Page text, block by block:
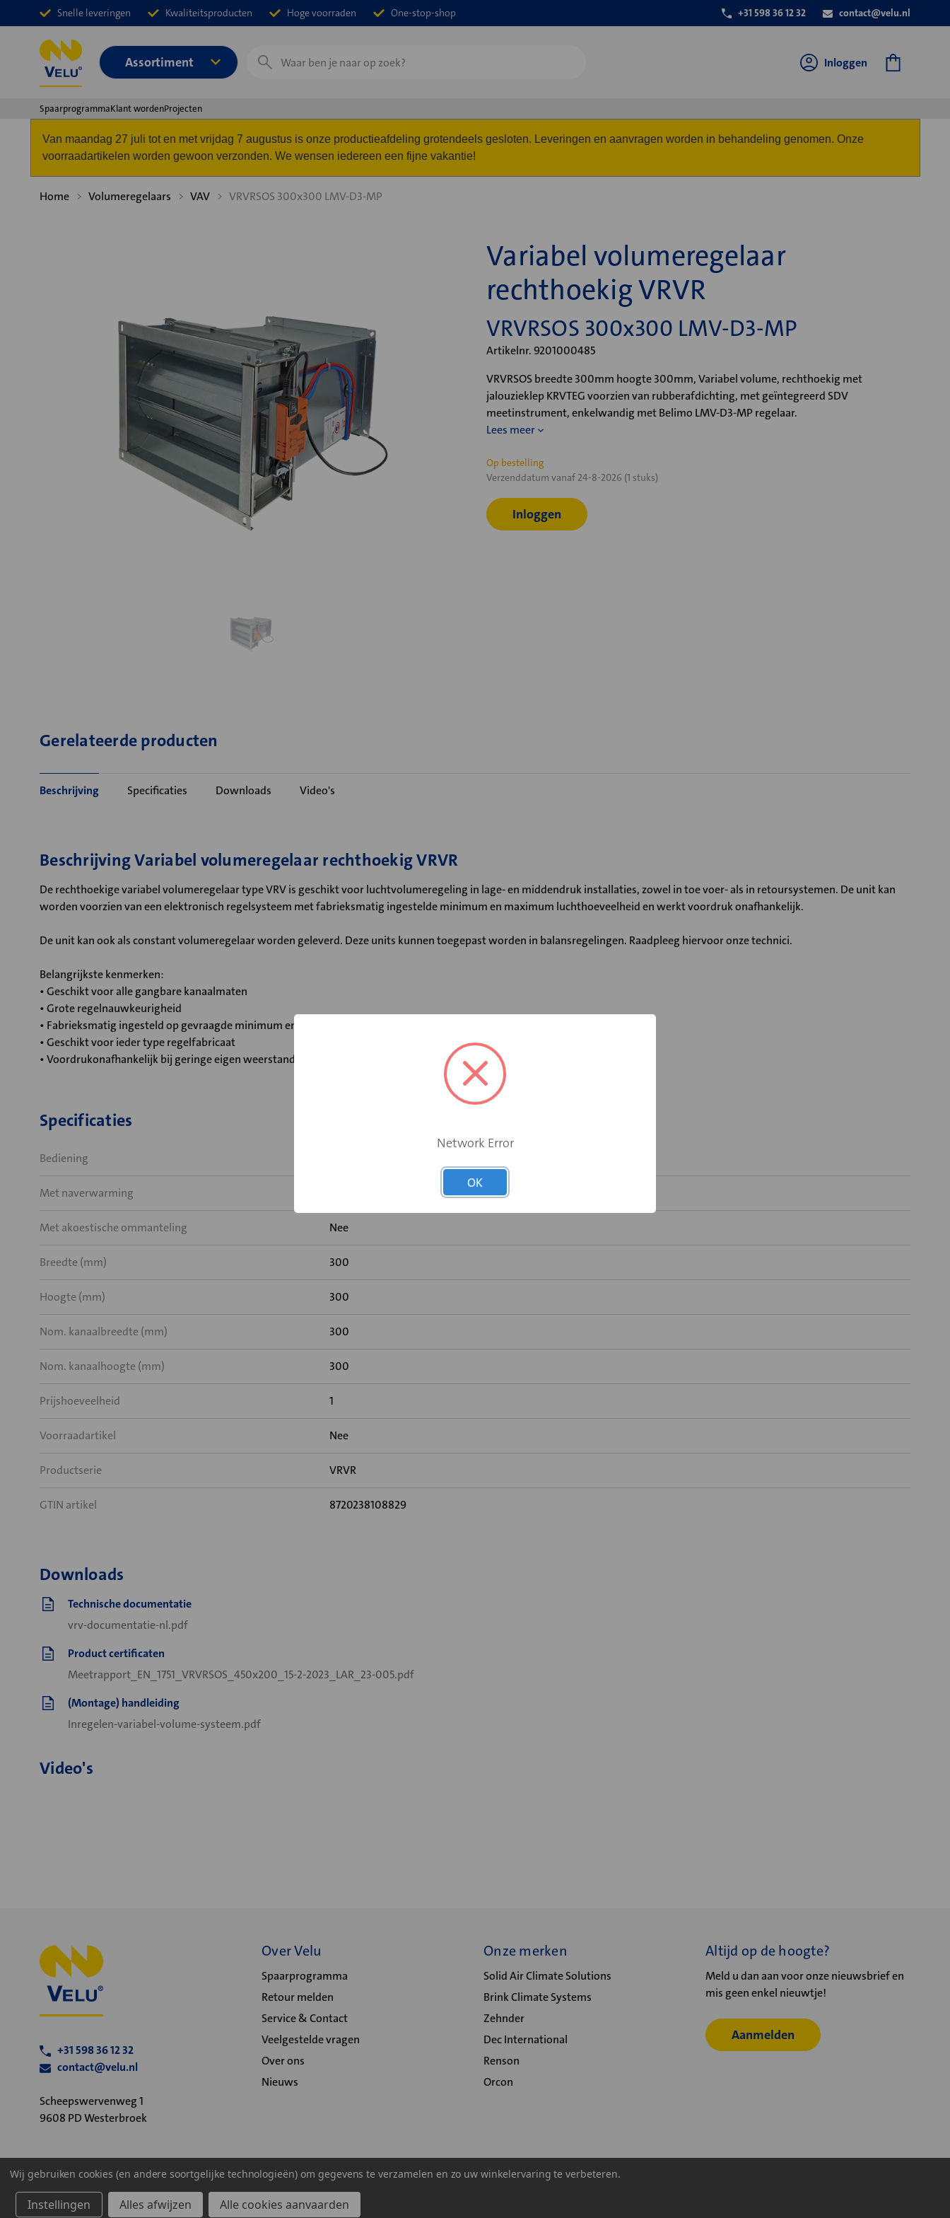
Snelle leveringen Kwaliteitsproducten Hoge voorraden One-stop-shop +31 598 36 12 32 contact@velu.nl
Assortiment
Zoeken
Inloggen
SpaarprogrammaKlant wordenProjecten
Van maandag 27 juli tot en met vrijdag 7 augustus is onze productieafdeling grotendeels gesloten. Leveringen en aanvragen worden in behandeling genomen. Onze
voorraadartikelen worden gewoon verzonden. We wensen iedereen een fijne vakantie!
Home Volumeregelaars VAV VRVRSOS 300x300 LMV-D3-MP
Variabel volumeregelaar
rechthoekig VRVR
VRVRSOS 300x300 LMV-D3-MP
Artikelnr. 9201000485
VRVRSOS breedte 300mm hoogte 300mm, Variabel volume, rechthoekig met
jalouzieklep KRVTEG voorzien van rubberafdichting, met geïntegreerd SDV
meetinstrument, enkelwandig met Belimo LMV-D3-MP regelaar.
Lees meer
Huidige
voorraad:
Op bestelling
Verzenddatum vanaf 24-8-2026 (1 stuks)
Inloggen
Gerelateerde producten
Beschrijving Specificaties Downloads Video's
Beschrijving Variabel volumeregelaar rechthoekig VRVR
De rechthoekige variabel volumeregelaar type VRV is geschikt voor luchtvolumeregeling in lage- en middendruk installaties, zowel in toe voer- als in retoursystemen. De unit kan
worden voorzien van een elektronisch regelsysteem met fabrieksmatig ingestelde minimum en maximum luchthoeveelheid en werkt voordruk onafhankelijk.
De unit kan ook als constant volumeregelaar worden geleverd. Deze units kunnen toegepast worden in balansregelingen. Raadpleeg hiervoor onze technici.
Belangrijkste kenmerken:
• Geschikt voor alle gangbare kanaalmaten
• Grote regelnauwkeurigheid
• Fabrieksmatig ingesteld op gevraagde minimum en maximum luchthoeveelheid
• Geschikt voor ieder type regelfabricaat
• Voordrukonafhankelijk bij geringe eigen weerstand
Specificaties
Bediening
Met naverwarming
Met akoestische ommanteling Nee
Breedte (mm) 300
Hoogte (mm) 300
Nom. kanaalbreedte (mm) 300
Nom. kanaalhoogte (mm) 300
Prijshoeveelheid 1
Voorraadartikel Nee
Productserie VRVR
GTIN artikel 8720238108829
Downloads
Technische documentatie
vrv-documentatie-nl.pdf
Product certificaten
Meetrapport_EN_1751_VRVRSOS_450x200_15-2-2023_LAR_23-005.pdf
(Montage) handleiding
Inregelen-variabel-volume-systeem.pdf
Video's
+31 598 36 12 32
contact@velu.nl
Scheepswervenweg 1
9608 PD Westerbroek
Over Velu
Spaarprogramma
Retour melden
Service & Contact
Veelgestelde vragen
Over ons
Nieuws
Onze merken
Solid Air Climate Solutions
Brink Climate Systems
Zehnder
Dec International
Renson
Orcon
Altijd op de hoogte?
Meld u dan aan voor onze nieuwsbrief en
mis geen enkel nieuwtje!
Aanmelden
Algemene voorwaarden Privacy statement Cookiebeleid
Wij gebruiken cookies (en andere soortgelijke technologieën) om gegevens te verzamelen en zo uw winkelervaring te verbeteren.
Instellingen Alles afwijzen Alle cookies aanvaarden
Network Error
OK